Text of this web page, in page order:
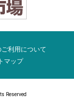
利用について
マップ
Reserved